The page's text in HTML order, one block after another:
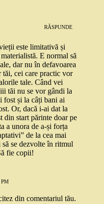
RĂSPUNDE
este limitativă și
E normal să
dar nu în defavoarea
tăi, cei care practic vor
tale. Când vei
tăi nu se vor gândi la
fost și la câți bani ai
Or, dacă i-ai dat la
din start părinte doar pe
a unora de a-și forța
de la cea mai
se dezvolte în ritmul
fie copii!
PM
din comentariul tău.